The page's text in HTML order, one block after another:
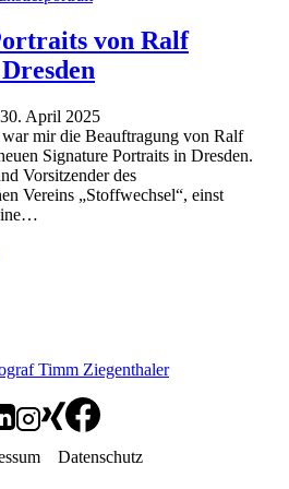
von Ralf
30. April 2025
mir die Beauftragung von Ralf
Signature Portraits in Dresden.
Vorsitzender des
Vereins „Stoffwechsel“, einst
Datenschutz